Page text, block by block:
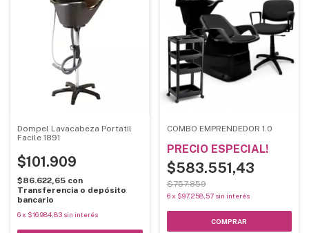
Dompel Lavacabeza Portatil
Facile 1891
$101.909
$86.622,65 con
Transferencia o depósito
bancario
6x $16.984,83 sin interés
COMBO EMPRENDEDOR 1.0
PRECIO ESPECIAL!
$583.551,43
$757.859
6 x $97.258,57 sin interés